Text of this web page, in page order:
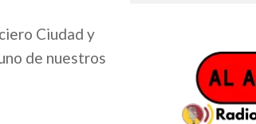
Ciudad y
de nuestros